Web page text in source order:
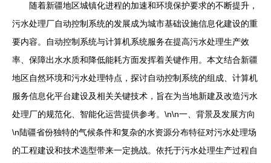
随着新疆地区城镇化进程的加速和环境保护要求的不断提升，
污水处理厂自动控制系统的发展成为城市基础设施信息化建设的重
要内容。自动控制系统与计算机系统服务在提高污水处理生产效
率、保障出水水质和降低能耗方面发挥着关键作用。本文结合新疆
地区自然环境和污水处理特点，探讨自动控制系统的组成、计算机
服务信息化平台建设及相关关键技术，旨在为当地新建及改造污水
处理厂的规范化、智能化运营提供参考。\n\n一、背景及发展方向
\n陆疆省份独特的气候条件和复杂的水资源分布特征对污水处理场
的工程建设和技术选型带来一定挑战。依托于污水处理生产过程自